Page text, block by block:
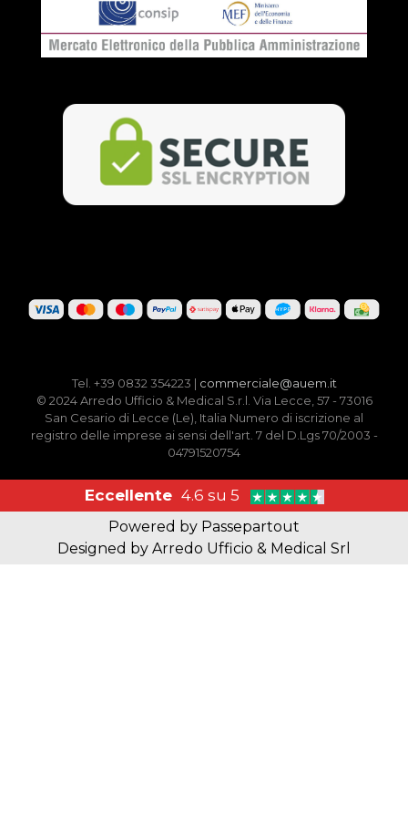
Tel. +39 0832 354223 | commerciale@auem.it
© 2024 Arredo Ufficio & Medical S.r.l. Via Lecce, 57 - 73016
San Cesario di Lecce (Le), Italia Numero di iscrizione al
registro delle imprese ai sensi dell'art. 7 del D.Lgs 70/2003 -
04791520754
Eccellente 4.6 su 5
Powered by Passepartout
Designed by Arredo Ufficio & Medical Srl